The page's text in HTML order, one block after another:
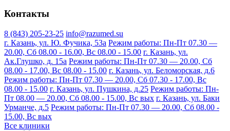
Контакты
8 (843) 205-23-25 info@razumed.su
г. Казань, ул. Ю. Фучика, 53а Режим работы: Пн-Пт 07.30 —
20.00, Сб 08.00 - 16.00, Вс 08.00 - 15.00 г. Казань, ул.
Ак.Глушко, д. 15а Режим работы: Пн-Пт 07.30 — 20.00, Сб
08.00 - 17.00, Вс 08.00 - 15.00 г. Казань, ул. Беломорская, д.6
Режим работы: Пн-Пт 07.30 — 20.00, Сб 07.30 - 17.00, Вс
08.00 - 15.00 г. Казань, ул. Пушкина, д.25 Режим работы: Пн-
Пт 08.00 — 20.00, Сб 08.00 - 15.00, Вс вых г. Казань, ул. Баки
Урманче, д.5 Режим работы: Пн-Пт 07.30 — 20.00, Сб 08.00 -
15.00, Вс вых
Все клиники